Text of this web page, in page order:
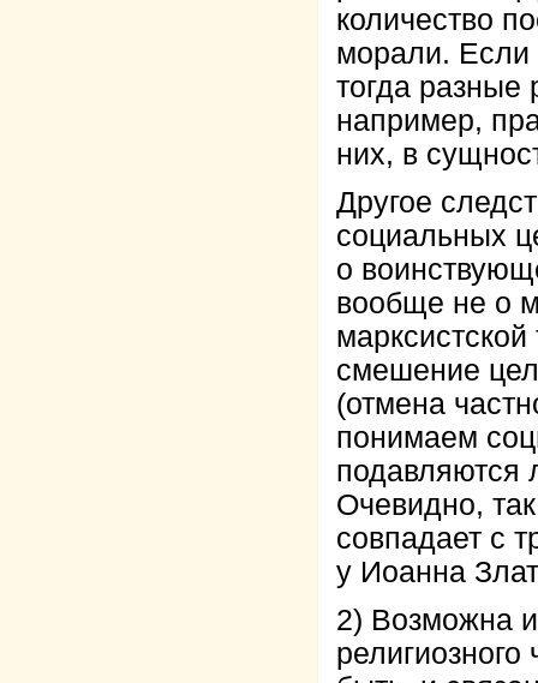
количество
морали. Если
тогда разные
например,
них, в
Другое
социальных
о
вообще не о
смешение
(отмена
понимаем
подавляются
Очевидно,
совпадает с
у Иоанна
2) Возможна и